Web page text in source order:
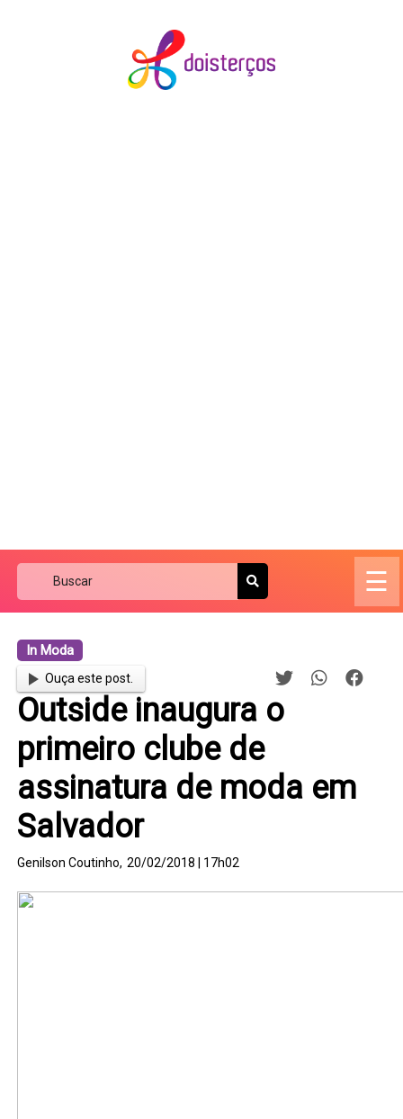
☰
In Moda
Ouça este post.
Outside inaugura o
primeiro clube de
assinatura de moda em
Salvador
Genilson Coutinho, 20/02/2018 | 17h02